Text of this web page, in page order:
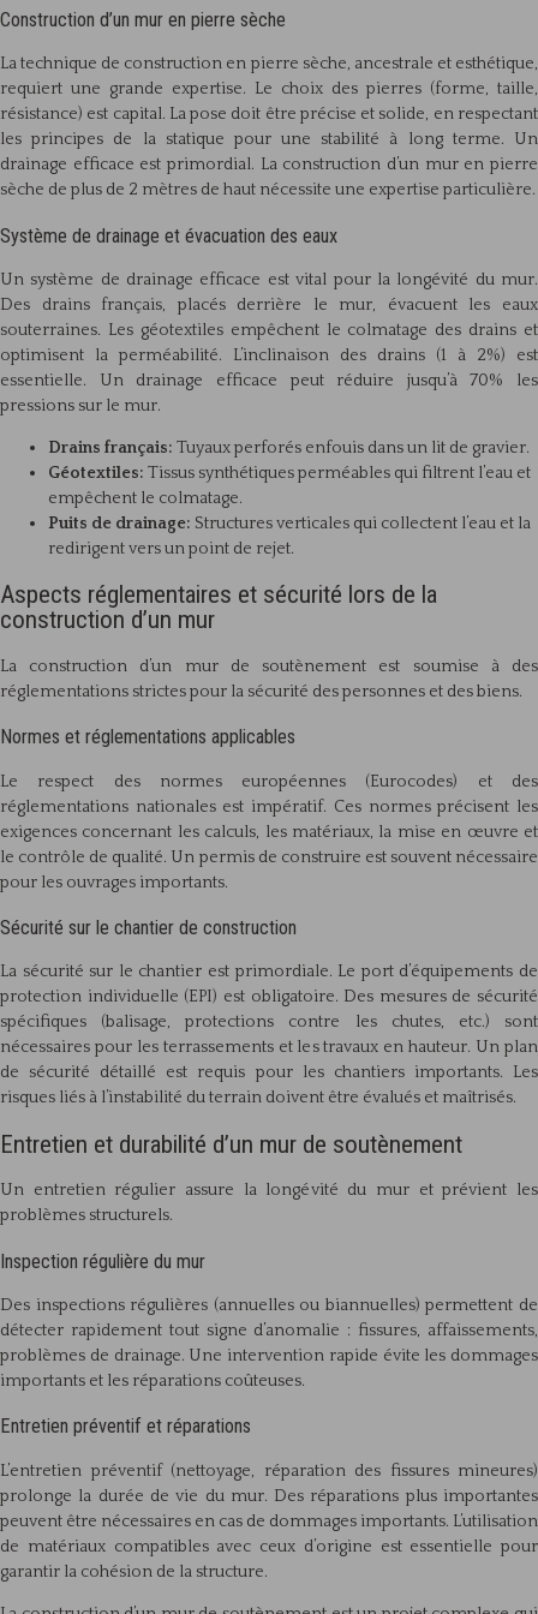
Construction d’un mur en pierre sèche
La technique de construction en pierre sèche, ancestrale et esthétique,
requiert une grande expertise. Le choix des pierres (forme, taille,
résistance) est capital. La pose doit être précise et solide, en respectant
les principes de la statique pour une stabilité à long terme. Un
drainage efficace est primordial. La construction d’un mur en pierre
sèche de plus de 2 mètres de haut nécessite une expertise particulière.
Système de drainage et évacuation des eaux
Un système de drainage efficace est vital pour la longévité du mur.
Des drains français, placés derrière le mur, évacuent les eaux
souterraines. Les géotextiles empêchent le colmatage des drains et
optimisent la perméabilité. L’inclinaison des drains (1 à 2%) est
essentielle. Un drainage efficace peut réduire jusqu’à 70% les
pressions sur le mur.
Drains français: Tuyaux perforés enfouis dans un lit de gravier.
Géotextiles: Tissus synthétiques perméables qui filtrent l’eau et
empêchent le colmatage.
Puits de drainage: Structures verticales qui collectent l’eau et la
redirigent vers un point de rejet.
Aspects réglementaires et sécurité lors de la
construction d’un mur
La construction d’un mur de soutènement est soumise à des
réglementations strictes pour la sécurité des personnes et des biens.
Normes et réglementations applicables
Le respect des normes européennes (Eurocodes) et des
réglementations nationales est impératif. Ces normes précisent les
exigences concernant les calculs, les matériaux, la mise en œuvre et
le contrôle de qualité. Un permis de construire est souvent nécessaire
pour les ouvrages importants.
Sécurité sur le chantier de construction
La sécurité sur le chantier est primordiale. Le port d’équipements de
protection individuelle (EPI) est obligatoire. Des mesures de sécurité
spécifiques (balisage, protections contre les chutes, etc.) sont
nécessaires pour les terrassements et les travaux en hauteur. Un plan
de sécurité détaillé est requis pour les chantiers importants. Les
risques liés à l’instabilité du terrain doivent être évalués et maîtrisés.
Entretien et durabilité d’un mur de soutènement
Un entretien régulier assure la longévité du mur et prévient les
problèmes structurels.
Inspection régulière du mur
Des inspections régulières (annuelles ou biannuelles) permettent de
détecter rapidement tout signe d’anomalie : fissures, affaissements,
problèmes de drainage. Une intervention rapide évite les dommages
importants et les réparations coûteuses.
Entretien préventif et réparations
L’entretien préventif (nettoyage, réparation des fissures mineures)
prolonge la durée de vie du mur. Des réparations plus importantes
peuvent être nécessaires en cas de dommages importants. L’utilisation
de matériaux compatibles avec ceux d’origine est essentielle pour
garantir la cohésion de la structure.